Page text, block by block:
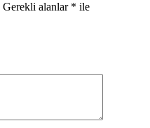
Gerekli alanlar * ile